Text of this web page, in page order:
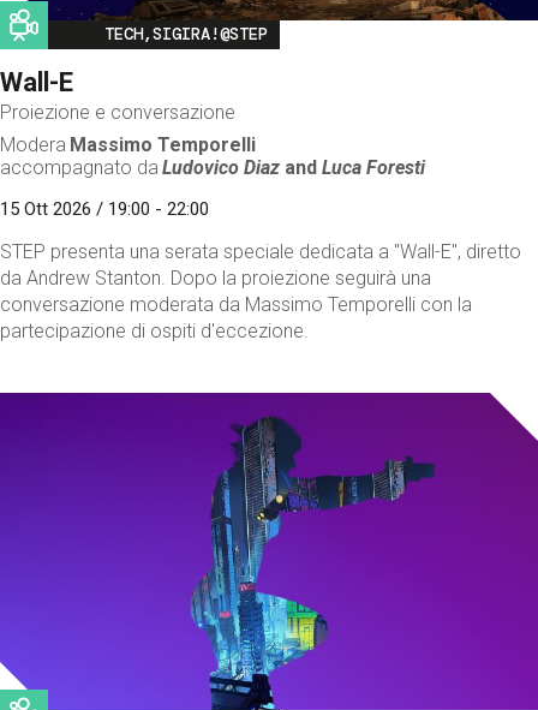
Image
TECH,SIGIRA!@STEP
Wall-E
Proiezione e conversazione
Modera Massimo Temporelli
accompagnato da Ludovico Diaz andLuca Foresti
15 Ott 2026 / 19:00 - 22:00
STEP presenta una serata speciale dedicata a "Wall-E", diretto
da Andrew Stanton. Dopo la proiezione seguirà una
conversazione moderata da Massimo Temporelli con la
partecipazione di ospiti d'eccezione.
Image